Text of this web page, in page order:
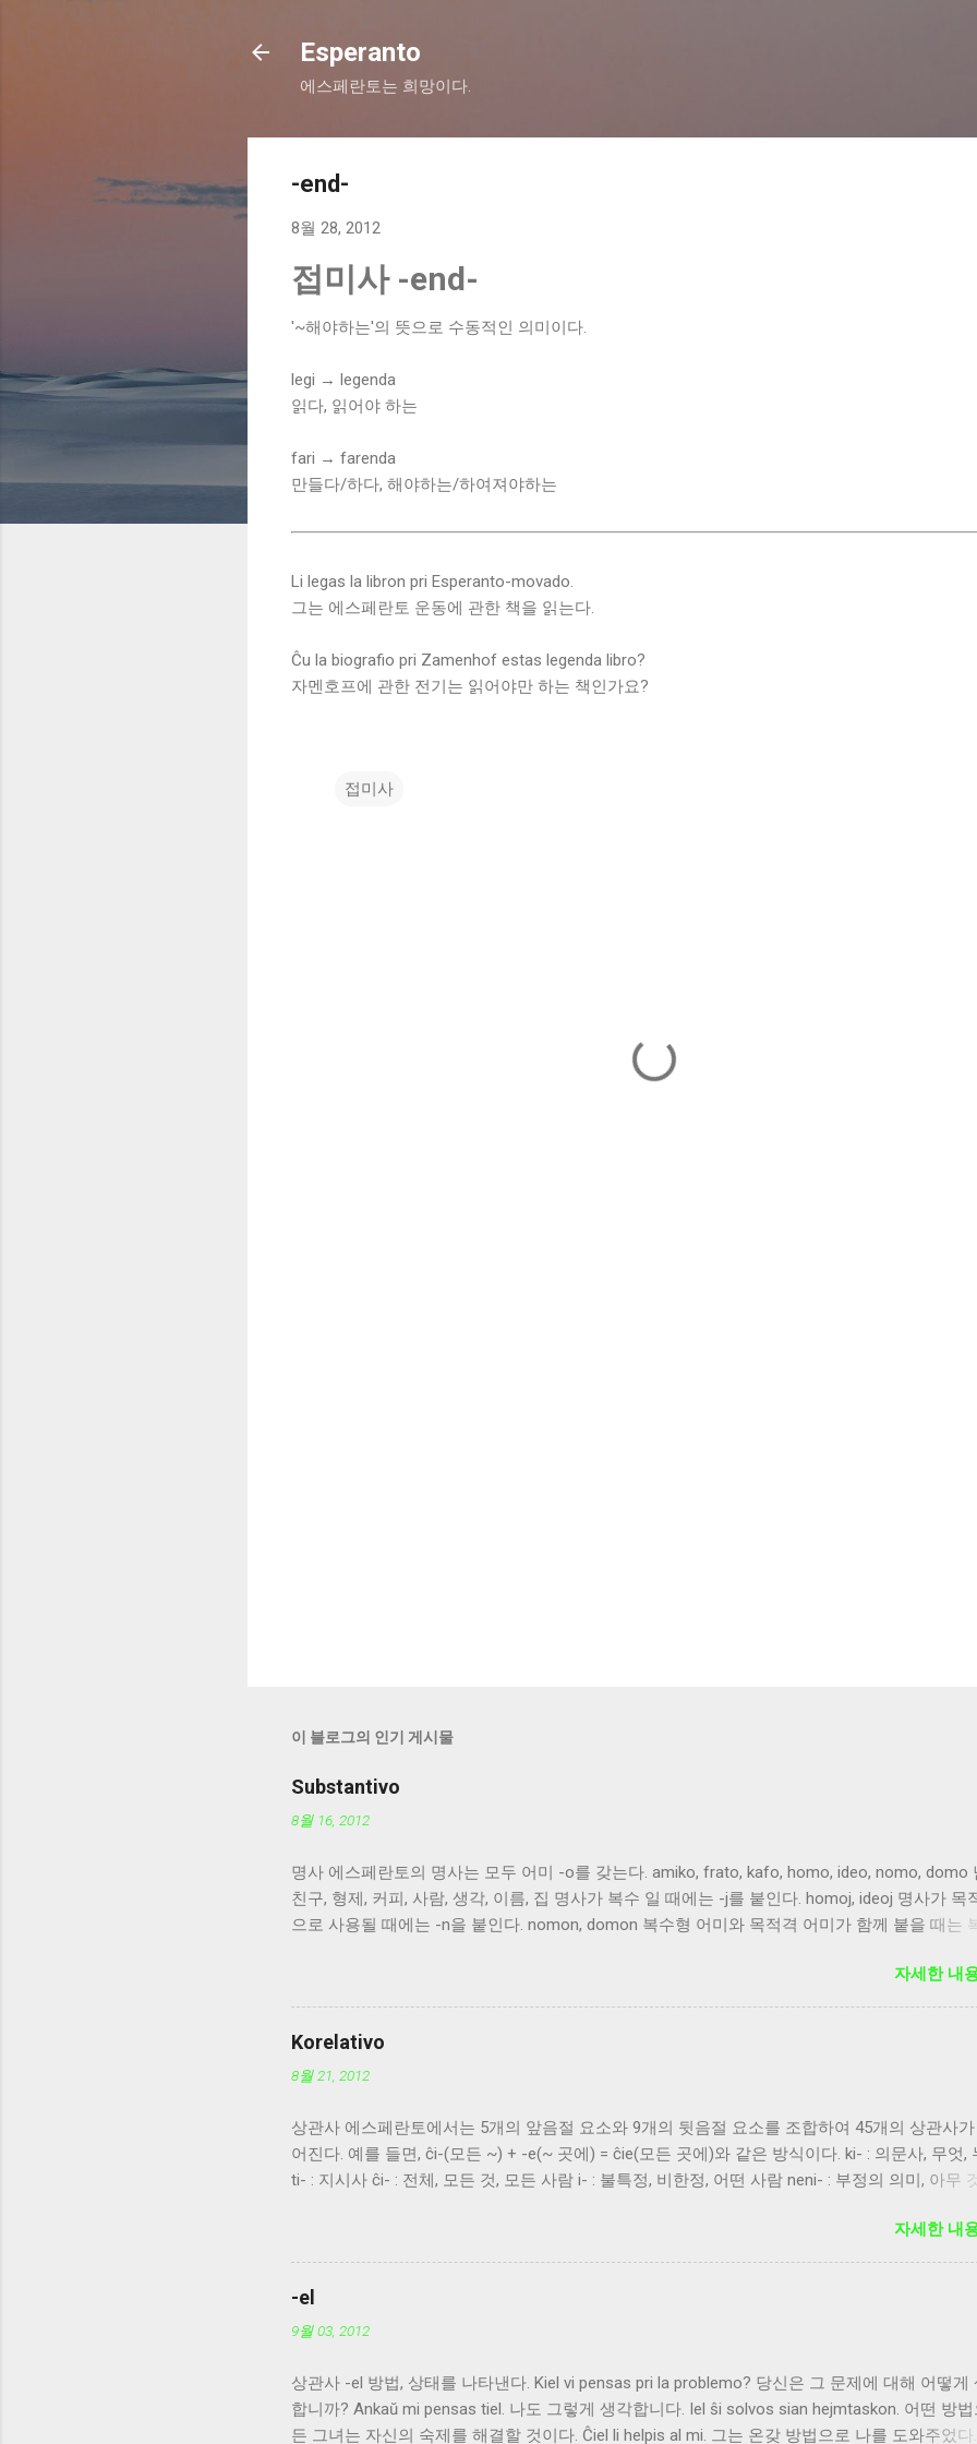
Esperanto
에스페란토는 희망이다.
-end-
8월 28, 2012
접미사 -end-
'~해야하는'의 뜻으로 수동적인 의미이다.
legi → legenda
읽다, 읽어야 하는
fari → farenda
만들다/하다, 해야하는/하여져야하는
Li legas la libron pri Esperanto-movado.
그는 에스페란토 운동에 관한 책을 읽는다.
Ĉu la biografio pri Zamenhof estas legenda libro?
자멘호프에 관한 전기는 읽어야만 하는 책인가요?
접미사
이 블로그의 인기 게시물
Substantivo
8월 16, 2012
명사 에스페란토의 명사는 모두 어미 -o를 갖는다. amiko, frato, kafo, homo, ideo, nomo, domo
친구, 형제, 커피, 사람, 생각, 이름, 집 명사가 복수 일 때에는 -j를 붙인다. homoj, ideoj 명사가 목
으로 사용될 때에는 -n을 붙인다. nomon, domon 복수형 어미와 목적격 어미가 함께 붙을 때는
자세한 내
Korelativo
8월 21, 2012
상관사 에스페란토에서는 5개의 앞음절 요소와 9개의 뒷음절 요소를 조합하여 45개의 상관사
어진다. 예를 들면, ĉi-(모든 ~) + -e(~ 곳에) = ĉie(모든 곳에)와 같은 방식이다. ki- : 의문사, 무엇,
ti- : 지시사 ĉi- : 전체, 모든 것, 모든 사람 i- : 불특정, 비한정, 어떤 사람 neni- : 부정의 의미, 아무 것
태 -al : 이유 -am : 때, 시간 -om : 수량 ki- 계열의 상관사는 반드시 문장의 처음이나 종속문의 처
온다. -om 계열의 경우는 접미사 -a를 붙여서 -oma의 꼴로 쓰면 '-의 양의'라는 의미가 된다. -e
경우는 방향의 목적격 -n을 붙여 -en의 꼴로 쓰면 '-곳으로'라는 의미가 된다. -u 계열은 형용사적
야 한다. 단독으로 명사꼴로 쓸 경우도 복수/목적격어미를 받을 수 있다. -a/-oma 계열의 경우 역
에도 복수어미가 붙지 않는다. (단, 목적격 어미(-n)는 붙을 수 있다.) -es 계열에는 수식하는 명사
앞에 오며, 수식받는 명사에 관계없이 목적격어미와 복수어미가 붙지 않는다. -om 계열에는 목
자세한 내
-el
9월 03, 2012
상관사 -el 방법, 상태를 나타낸다. Kiel vi pensas pri la problemo? 당신은 그 문제에 대해 어떻게
합니까? Ankaŭ mi pensas tiel. 나도 그렇게 생각합니다. Iel ŝi solvos sian hejmtaskon. 어떤 방법
든 그녀는 자신의 숙제를 해결할 것이다. Ĉiel li helpis al mi. 그는 온갖 방법으로 나를 도와주었다.